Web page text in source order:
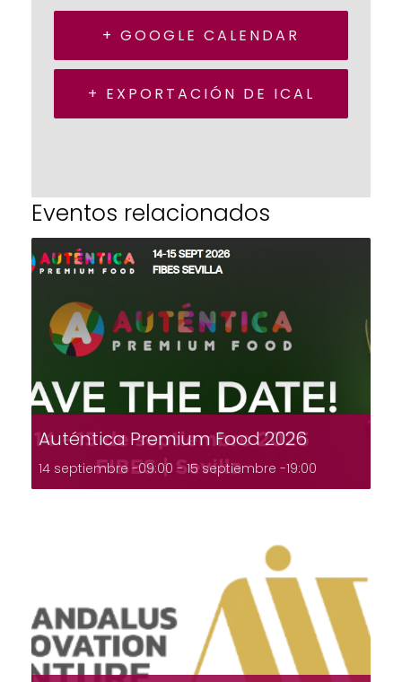
+ GOOGLE CALENDAR
+ EXPORTACIÓN DE ICAL
Eventos relacionados
Auténtica Premium Food 2026
14 septiembre -09:00 -15 septiembre -19:00